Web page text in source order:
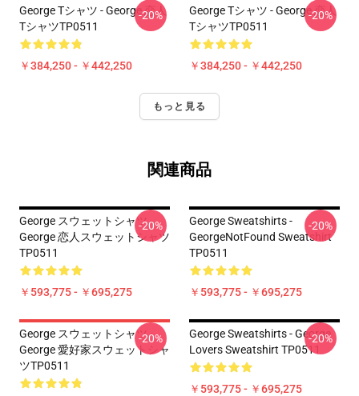
George Tシャツ - George 恋人
TシャツTP0511
￥384,250 - ￥442,250
-20%
George Tシャツ - George 恋人
TシャツTP0511
￥384,250 - ￥442,250
-20%
もっと見る
関連商品
George スウェットシャツ -
George 恋人スウェットシャツ
TP0511
￥593,775 - ￥695,275
-20%
George Sweatshirts -
GeorgeNotFound Sweatshirt
TP0511
￥593,775 - ￥695,275
-20%
George スウェットシャツ -
George 愛好家スウェットシャ
ツTP0511
-20%
George Sweatshirts - George
Lovers Sweatshirt TP0511
￥593,775 - ￥695,275
-20%